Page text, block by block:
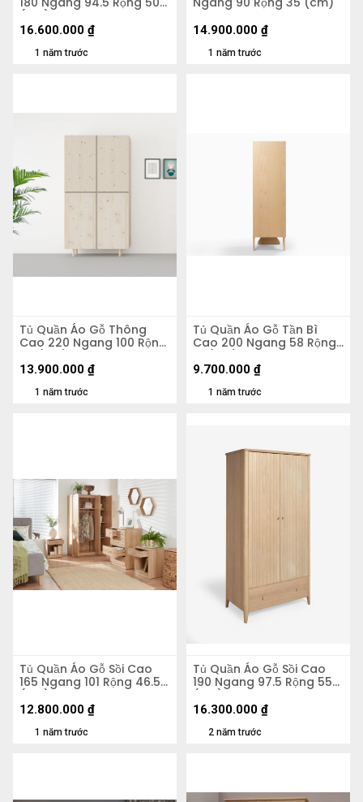
(cm)
1 năm trước
16.600.000 ₫
1 năm trước
14.900.000 ₫
Tủ Quần Áo Gỗ Thông
Cao 220 Ngang 100 Rộng
57 (cm)
1 năm trước
13.900.000 ₫
Tủ Quần Áo Gỗ Tần Bì
Cao 200 Ngang 58 Rộng
51 (cm)
1 năm trước
9.700.000 ₫
Tủ Quần Áo Gỗ Sồi Cao
165 Ngang 101 Rộng 46.5
(cm)
1 năm trước
12.800.000 ₫
Tủ Quần Áo Gỗ Sồi Cao
190 Ngang 97.5 Rộng 55
(cm)
2 năm trước
16.300.000 ₫